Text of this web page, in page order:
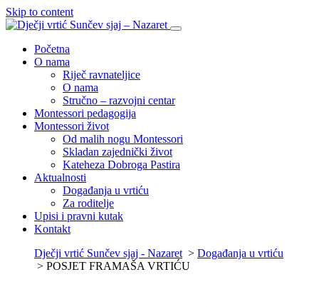
Skip to content
Početna
O nama
Riječ ravnateljice
O nama
Stručno – razvojni centar
Montessori pedagogija
Montessori život
Od malih nogu Montessori
Skladan zajednički život
Kateheza Dobroga Pastira
Aktualnosti
Događanja u vrtiću
Za roditelje
Upisi i pravni kutak
Kontakt
Dječji vrtić Sunčev sjaj - Nazaret > Događanja u vrtiću
> POSJET FRAMAŠA VRTIĆU